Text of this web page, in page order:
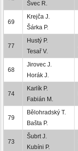
Švec R.
69
Krejča J.
Šárka P.
77
Hustý P.
Tesař V.
68
Jirovec J.
Horák J.
74
Karlík P.
Fabián M.
79
Bělohradský T.
Bašta P.
73
Šubrt J.
Kubíni P.